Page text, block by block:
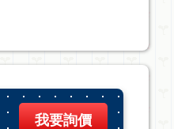
我要詢價